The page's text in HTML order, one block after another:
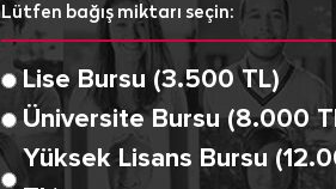
Lütfen bağış miktarı seçin:
Lise Bursu (3.500 TL)
Üniversite Bursu (8.000
Yüksek Lisans Bursu